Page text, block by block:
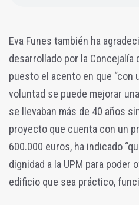
Eva Funes también ha
desarrollado por la Concejalía
puesto el acento en que “con
voluntad se puede mejorar
se llevaban más de 40 años
proyecto que cuenta con un
600.000 euros, ha indicado
dignidad a la UPM para poder
edificio que sea práctico,